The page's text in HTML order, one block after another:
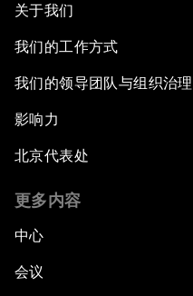
关于我们
我们的工作方式
我们的领导团队与组织治理
影响力
北京代表处
更多内容
中心
会议